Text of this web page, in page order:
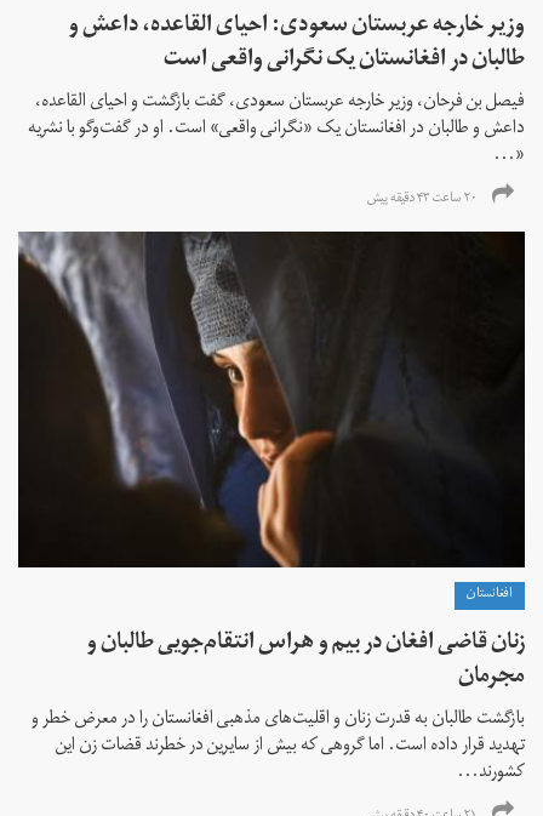
وزیر خارجه عربستان سعودی: احیای القاعده،‌ داعش و
طالبان در افغانستان یک نگرانی واقعی است
فیصل بن فرحان، ‌وزیر خارجه عربستان سعودی، گفت بازگشت و احیای القاعده،‌
داعش و طالبان در افغانستان یک «نگرانی واقعی» است. او در گفت‌وگو با نشریه
«...
۲۰ ساعت ۴۳ دقیقه پیش
افغانستان
زنان قاضی افغان در بیم و هراس انتقام‌جویی طالبان و
مجرمان
بازگشت طالبان به قدرت زنان و اقلیت‌های مذهبی افغانستان را در معرض خطر و
تهدید قرار داده است. اما گروهی که بیش از سایرین در خطرند قضات زن این
کشورند...